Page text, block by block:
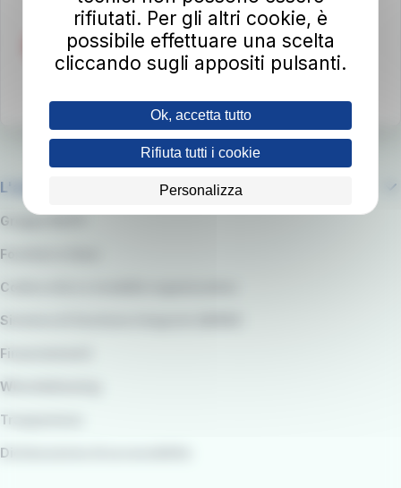
L'azienda
Gruppo RATP
Fornitori e Gare
Codice etico e modello organizzativo
Sistema di Gestione integrato QARSS
Finanziamenti
Whistleblowing
Trasparenza
Dichiarazione di accessibilità
rifiutati. Per gli altri cookie, è
possibile effettuare una scelta
cliccando sugli appositi pulsanti.
Ok, accetta tutto
Rifiuta tutti i cookie
Personalizza